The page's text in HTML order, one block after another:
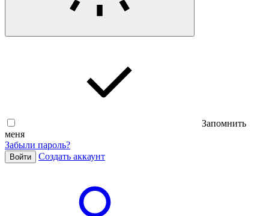
Запомнить
меня
Забыли пароль?
Войти Cоздать аккаунт